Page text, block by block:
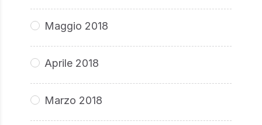
Maggio 2018
Aprile 2018
Marzo 2018